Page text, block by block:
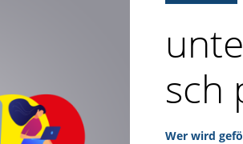
sch
Wer wird